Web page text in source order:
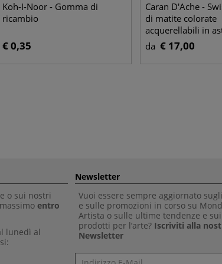
Koh-I-Noor - Gomma di
ricambio
€ 0,35
Caran D'Ache -
di matite colorate
acquerellabili in
metallo
da € 17,00
o sui nostri
entro
lunedì al
Newsletter
Vuoi essere sempre aggiornato
e sulle promozioni in corso su
Artista o sulle ultime tendenze e
prodotti per l’arte? Iscriviti alla
Newsletter
Newsletter